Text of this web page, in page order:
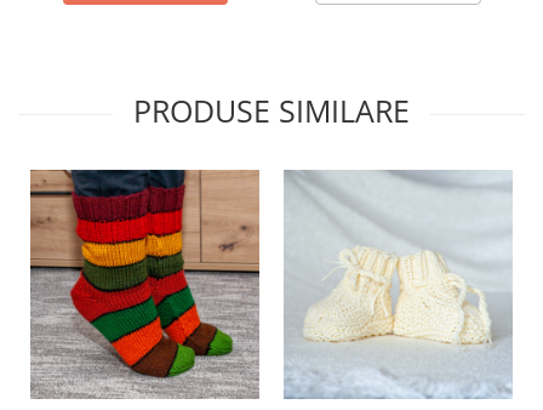
Săculeț pentru ronțăieli
Capac textil pentru vase și farfurii
Prosop de bucătărie "NU-hârtie"
Suport pentru tacâmuri de
călătorie
Sac reutilizabil pentru fructe și
legume
Card cadou
Accesorii tricotate
PRODUSE SIMILARE